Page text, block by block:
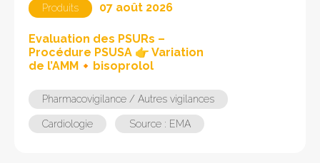
Evaluation des PSURs –
Procédure PSUSA 👉 Variation
de l’AMM🔸bisoprolol
Produits 07 août 2026
Pharmacovigilance / Autres vigilances
Cardiologie Source : EMA